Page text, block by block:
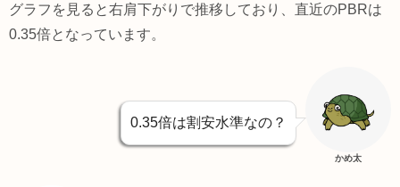
グラフを見ると右肩下がりで推移しており、直近のPBRは
0.35倍となっています。
0.35倍は割安水準なの？
かめ太